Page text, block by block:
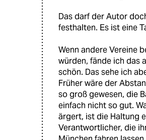
Das darf der Autor
festhalten. Es ist eine
Wenn andere Vereine
würden, fände ich das
schön. Das sehe ich
Früher wäre der
so groß gewesen, die
einfach nicht so gut.
ärgert, ist die Haltung
Verantwortlicher, die